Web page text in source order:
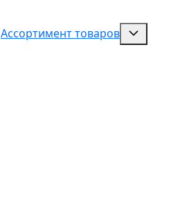
Ассортимент товаров